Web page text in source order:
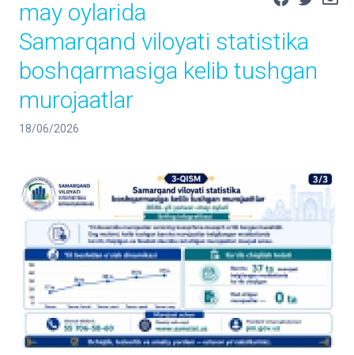
may oylarida
Samarqand viloyati statistika
boshqarmasiga kelib tushgan
murojaatlar
18/06/2026